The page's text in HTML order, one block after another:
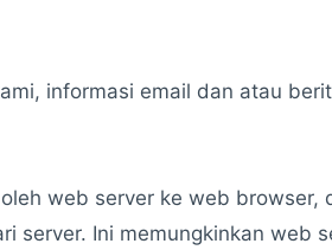
informasi email dan atau
web server ke web browser,
server. Ini memungkinkan web